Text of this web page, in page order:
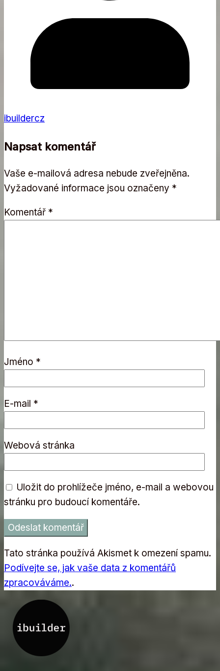
ibuildercz
Napsat komentář
Vaše e-mailová adresa nebude zveřejněna.
Vyžadované informace jsou označeny *
Komentář *
Jméno *
E-mail *
Webová stránka
Uložit do prohlížeče jméno, e-mail a webovou
stránku pro budoucí komentáře.
Tato stránka používá Akismet k omezení spamu.
Podívejte se, jak vaše data z komentářů
zpracováváme..